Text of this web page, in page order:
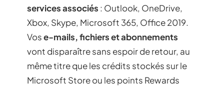
services associés : Outlook, OneDrive,
Xbox, Skype, Microsoft 365, Office 2019.
Vose-mails, fichiers et abonnements
vont disparaître sans espoir de retour, au
même titre que les crédits stockés sur le
Microsoft Store ou les points Rewards